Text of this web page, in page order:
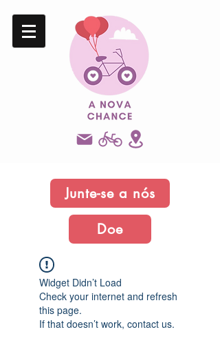
Junte-se a nós
Doe
Widget Didn’t Load
Check your internet and refresh
this page.
If that doesn’t work, contact us.